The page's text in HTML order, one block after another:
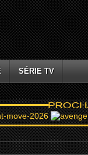
SÉRIE TV